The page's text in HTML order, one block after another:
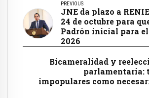
PREVIOUS
JNE da plazo a
24 de octubre para
Padrón inicial para
2026
Bicameralidad y
parlamentaria:
impopulares como